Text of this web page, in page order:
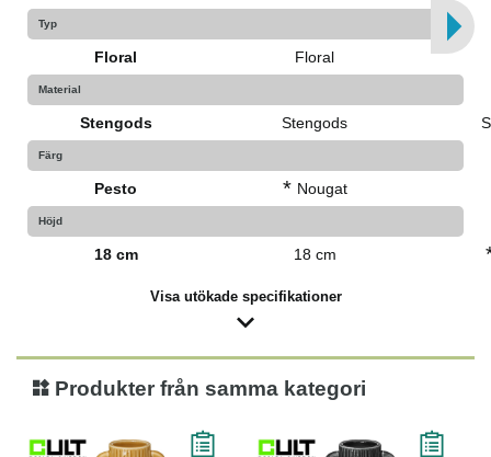
Typ
Floral Floral
Material
Stengods Stengods
Färg
Pesto * Nougat
Höjd
18 cm 18 cm
Visa utökade specifikationer
Produkter från samma kategori